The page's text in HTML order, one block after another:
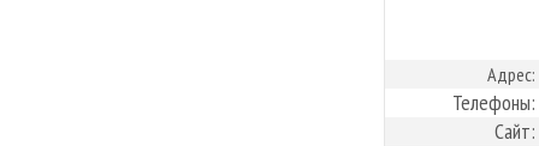
Адрес:
Телефоны:
Сайт: